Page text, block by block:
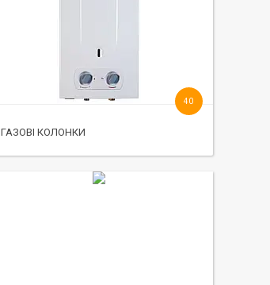
ГАЗОВІ КОЛОНКИ
40